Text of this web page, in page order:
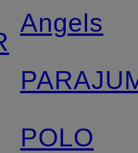
Angels
POLO